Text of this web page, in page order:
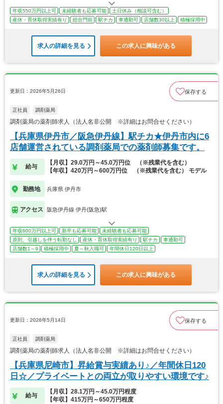
年収550万円以上可 未経験者も応募可能
土日休み（相談可含む）
産休・育休取得実績有り
総合門前 駅チカ 車通勤可 店舗数30以上 積極採用中
求人の詳細を見る この求人に興味がある
更新日：2026年5月26日 保存する
正社員 調剤薬局
調剤薬局の薬剤師求人（法人名非公開 ※詳細はお問合せください）
【兵庫県伊丹市／阪急伊丹線】駅チカ★伊丹市内に6
店舗運営されている調剤薬局での薬剤師募集です。
給与
【月収】29.0万円～45.0万円位 （※残業代を含む）
【年収】420万円～600万円位 （※残業代を含む） モデル
勤務地 兵庫県 伊丹市
アクセス 阪急伊丹線 伊丹(阪急)駅
年収600万円以上可 新卒も応募可能
未経験者も応募可能
原則、引越しを伴う転勤なし
産休・育休取得実績有り 駅チカ
車通勤可
店舗数1～9
積極採用中 夏～秋入職可 年間休日120日以上
求人の詳細を見る この求人に興味がある
更新日：2026年5月14日 保存する
正社員 調剤薬局
調剤薬局の薬剤師求人（法人名非公開 ※詳細はお問合せください）
【兵庫県尼崎市】昇給賞与実績あり♪／年間休日120
日☆／プライベートとの両立が取りやすい環境です♪
給与
【月収】28.1万円～45.0万円程度
【年収】415万円～650万円程度